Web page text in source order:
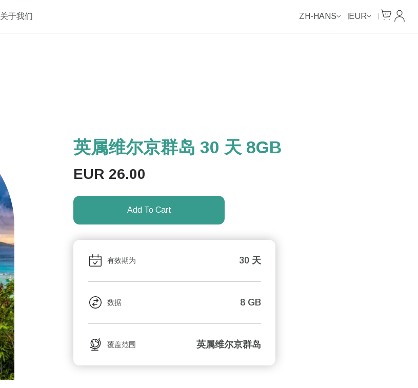
关于我们 ZH-HANS EUR
我的
英属维尔京群岛 30 天 8GB
EUR 26.00
Add To Cart
有效期为 30 天
数据 8 GB
覆盖范围 英属维尔京群岛